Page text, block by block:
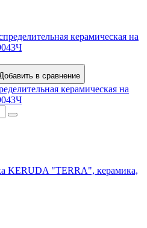
Добавить в сравнение
керамическая на